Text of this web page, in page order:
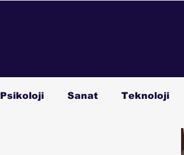
Psikoloji Sanat Teknoloji